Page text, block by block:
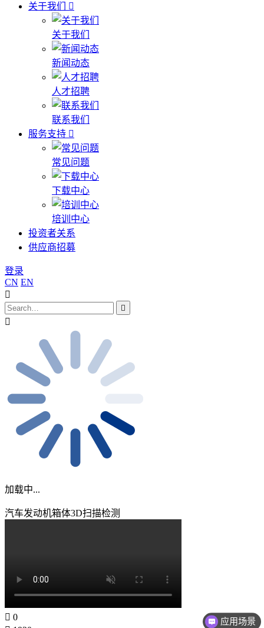
关于我们
关于我们
新闻动态
人才招聘
联系我们
服务支持
常见问题
下载中心
培训中心
投资者关系
供应商招募
登录
CN EN
加载中...
汽车发动机箱体3D扫描检测
0
应用场景